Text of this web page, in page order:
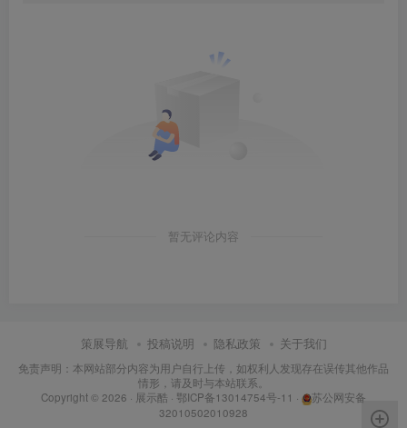
暂无评论内容
策展导航 投稿说明 隐私政策 关于我们
免责声明：本网站部分内容为用户自行上传，如权利人发现存在误传其他作品
情形，请及时与本站联系。
Copyright © 2026 · 展示酷 · 鄂ICP备13014754号-11 ·
苏公网安备
32010502010928